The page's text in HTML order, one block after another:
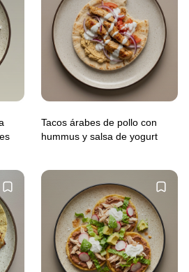
Tacos árabes de pollo con
hummus y salsa de yogurt